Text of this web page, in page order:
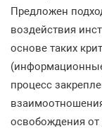
Предложен
воздействия
основе таких
(
процесс
освобождения от